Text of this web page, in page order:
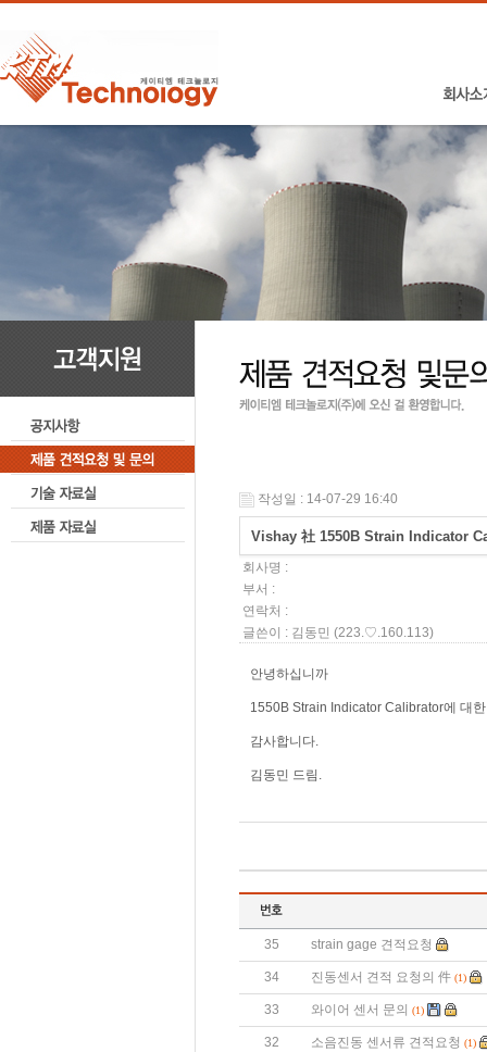
작성일 : 14-07-29 16:40
Vishay 社 1550B Strain Indicator
회사명 :
부서 :
연락처 :
글쓴이 : 김동민 (223.♡.160.113)
안녕하십니까
1550B Strain Indicator Calibrator에 대
감사합니다.
김동민 드림.
35 strain gage 견적요청
34 진동센서 견적 요청의 件 (1)
33 와이어 센서 문의 (1)
32 소음진동 센서류 견적요청 (1)